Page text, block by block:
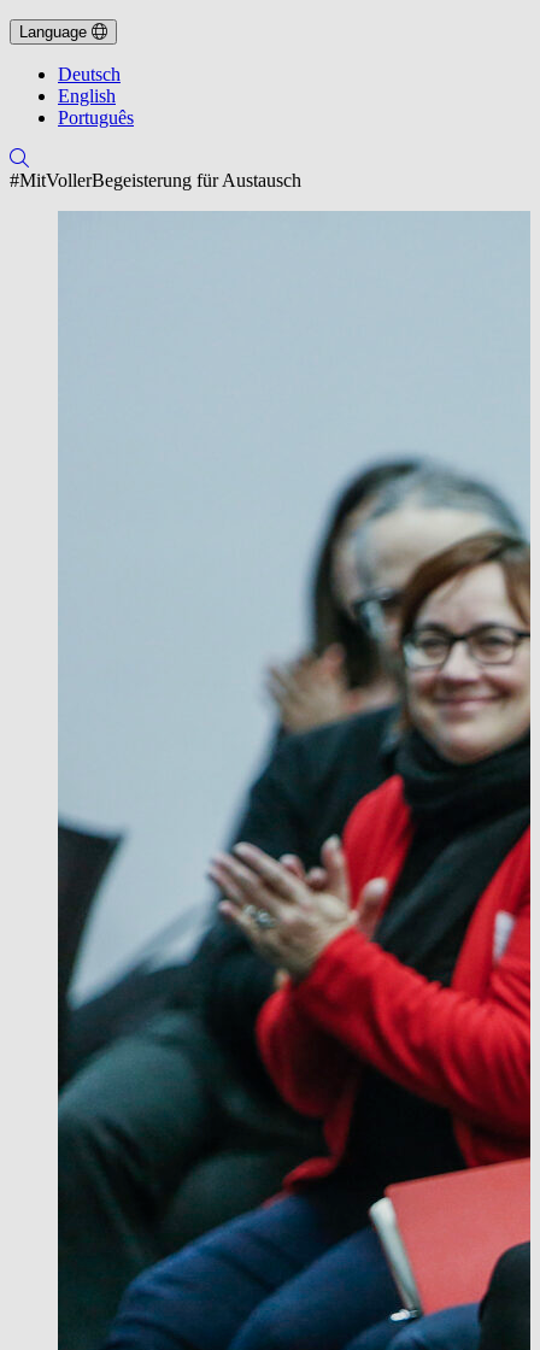
Language
Deutsch
English
Português
#MitVollerBegeisterung für Austausch